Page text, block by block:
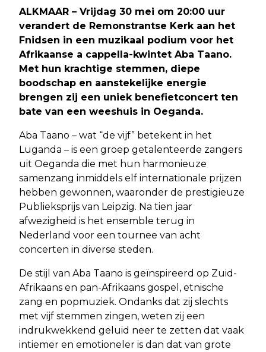
ALKMAAR – Vrijdag 30 mei om 20:00 uur
verandert de Remonstrantse Kerk aan het
Fnidsen in een muzikaal podium voor het
Afrikaanse a cappella-kwintet Aba Taano.
Met hun krachtige stemmen, diepe
boodschap en aanstekelijke energie
brengen zij een uniek benefietconcert ten
bate van een weeshuis in Oeganda.
Aba Taano – wat “de vijf” betekent in het
Luganda – is een groep getalenteerde zangers
uit Oeganda die met hun harmonieuze
samenzang inmiddels elf internationale prijzen
hebben gewonnen, waaronder de prestigieuze
Publieksprijs van Leipzig. Na tien jaar
afwezigheid is het ensemble terug in
Nederland voor een tournee van acht
concerten in diverse steden.
De stijl van Aba Taano is geïnspireerd op Zuid-
Afrikaans en pan-Afrikaans gospel, etnische
zang en popmuziek. Ondanks dat zij slechts
met vijf stemmen zingen, weten zij een
indrukwekkend geluid neer te zetten dat vaak
intiemer en emotioneler is dan dat van grote